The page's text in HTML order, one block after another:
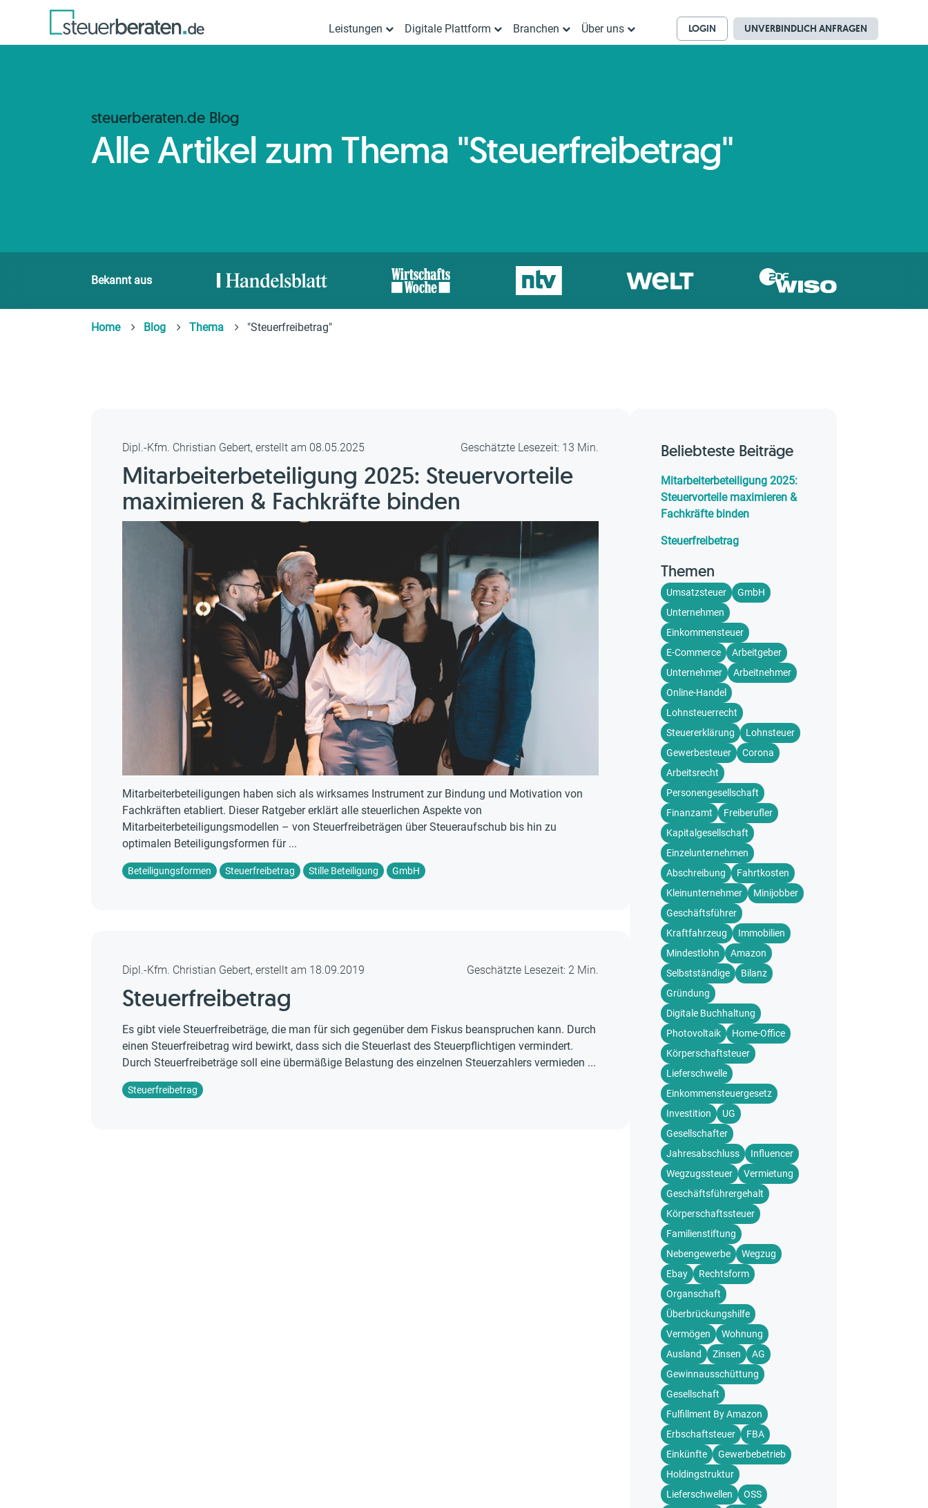
Leistungen Digitale Plattform Branchen Über uns LOGIN UNVERBINDLICH ANFRAGEN
steuerberaten.de Blog
Alle Artikel zum Thema "Steuerfreibetrag"
Bekannt aus
Home Blog Thema "Steuerfreibetrag"
Dipl.-Kfm. Christian Gebert, erstellt am 08.05.2025 Geschätzte Lesezeit: 13 Min.
Mitarbeiterbeteiligung 2025: Steuervorteile
maximieren & Fachkräfte binden
Mitarbeiterbeteiligungen haben sich als wirksames Instrument zur Bindung und Motivation von
Fachkräften etabliert. Dieser Ratgeber erklärt alle steuerlichen Aspekte von
Mitarbeiterbeteiligungsmodellen – von Steuerfreibeträgen über Steueraufschub bis hin zu
optimalen Beteiligungsformen für ...
Beteiligungsformen Steuerfreibetrag Stille Beteiligung GmbH
Dipl.-Kfm. Christian Gebert, erstellt am 18.09.2019 Geschätzte Lesezeit: 2 Min.
Steuerfreibetrag
Es gibt viele Steuerfreibeträge, die man für sich gegenüber dem Fiskus beanspruchen kann. Durch
einen Steuerfreibetrag wird bewirkt, dass sich die Steuerlast des Steuerpflichtigen vermindert.
Durch Steuerfreibeträge soll eine übermäßige Belastung des einzelnen Steuerzahlers vermieden ...
Steuerfreibetrag
Beliebteste Beiträge
Mitarbeiterbeteiligung 2025:
Steuervorteile maximieren &
Fachkräfte binden
Steuerfreibetrag
Themen
Umsatzsteuer
GmbH
Unternehmen
Einkommensteuer
E-Commerce
Arbeitgeber
Unternehmer
Arbeitnehmer
Online-Handel
Lohnsteuerrecht
Steuererklärung
Lohnsteuer
Gewerbesteuer
Corona
Arbeitsrecht
Personengesellschaft
Finanzamt
Freiberufler
Kapitalgesellschaft
Einzelunternehmen
Abschreibung
Fahrtkosten
Kleinunternehmer
Minijobber
Geschäftsführer
Kraftfahrzeug
Immobilien
Mindestlohn
Amazon
Selbstständige
Bilanz
Gründung
Digitale Buchhaltung
Photovoltaik
Home-Office
Körperschaftsteuer
Lieferschwelle
Einkommensteuergesetz
Investition
UG
Gesellschafter
Jahresabschluss
Influencer
Wegzugssteuer
Vermietung
Geschäftsführergehalt
Körperschaftssteuer
Familienstiftung
Nebengewerbe
Wegzug
Ebay
Rechtsform
Organschaft
Überbrückungshilfe
Vermögen
Wohnung
Ausland
Zinsen
AG
Gewinnausschüttung
Gesellschaft
Fulfillment By Amazon
Erbschaftsteuer
FBA
Einkünfte
Gewerbebetrieb
Holdingstruktur
Lieferschwellen
OSS